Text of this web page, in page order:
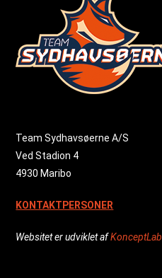
Team Sydhavsøerne A/S
Ved Stadion 4
4930 Maribo
KONTAKTPERSONER
Websitet er udviklet afKonceptLab